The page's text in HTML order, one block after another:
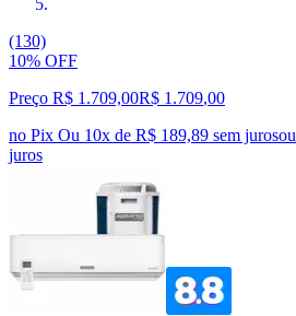
(130)
10% OFF
Preço R$ 1.709,00R$ 1.709,00
no Pix Ou 10x de R$ 189,89 sem jurosou
juros